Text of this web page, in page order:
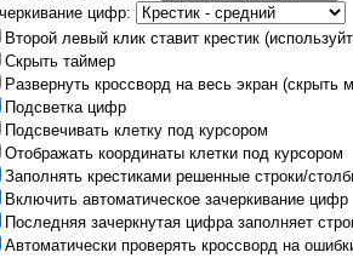
цифр:
Второй левый клик ставит крестик
Скрыть таймер
Развернуть кроссворд на весь экран (скрыть
Подсветка цифр
Подсвечивать клетку под курсором
Отображать координаты клетки под курсором
Заполнять крестиками решенные строки/
Включить автоматическое зачеркивание цифр
Последняя зачеркнутая цифра заполняет
Автоматически проверять кроссворд на